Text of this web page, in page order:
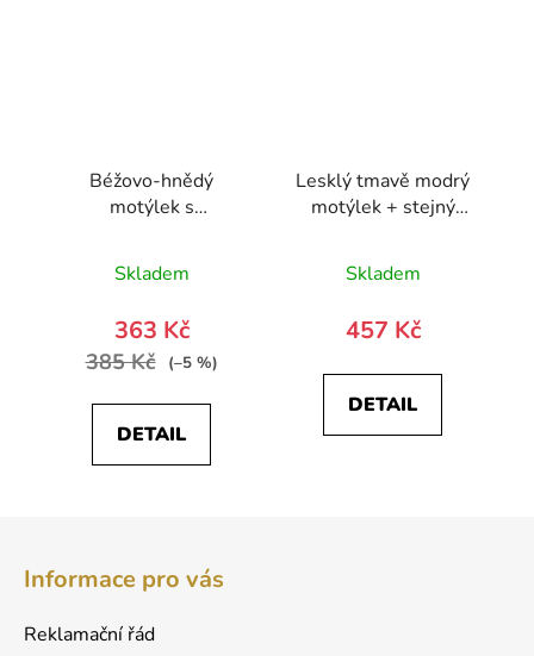
Béžovo-hnědý
motýlek s
Skladem
363 Kč
385 Kč (–5 %)
DETAIL
Lesklý tmavě modrý
motýlek + stejný
Skladem
457 Kč
DETAIL
Informace pro vás
Reklamační řád